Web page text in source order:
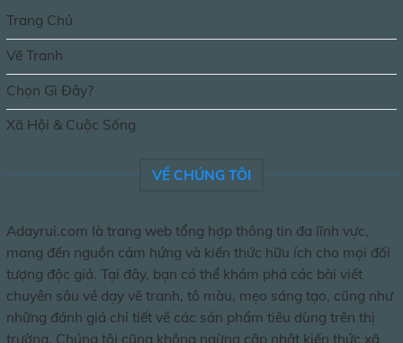
Trang Chủ
Vẽ Tranh
Chọn Gì Đây?
Xã Hội & Cuộc Sống
VỀ CHÚNG TÔI
Adayrui.com là trang web tổng hợp thông tin đa lĩnh vực,
mang đến nguồn cảm hứng và kiến thức hữu ích cho mọi đối
tượng độc giả. Tại đây, bạn có thể khám phá các bài viết
chuyên sâu về dạy vẽ tranh, tô màu, mẹo sáng tạo, cũng như
những đánh giá chi tiết về các sản phẩm tiêu dùng trên thị
trường. Chúng tôi cũng không ngừng cập nhật kiến thức xã